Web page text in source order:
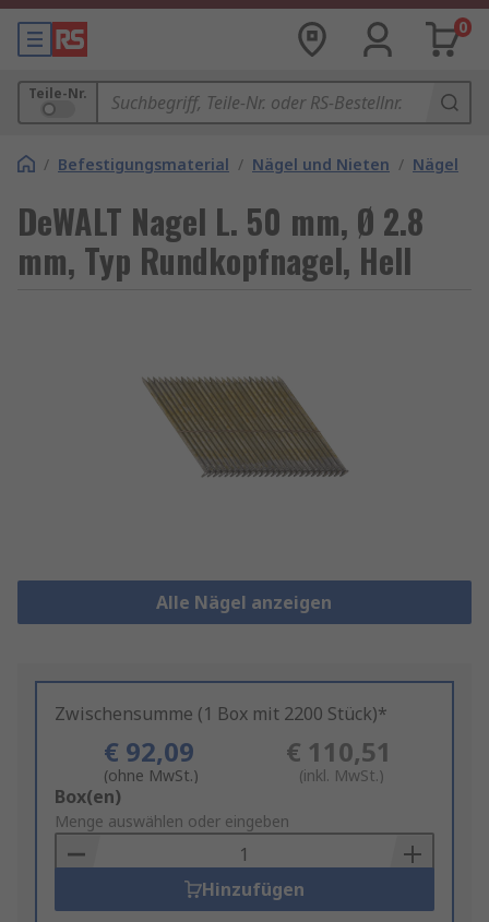
0
Teile-Nr.
/ Befestigungsmaterial / Nägel und Nieten / Nägel
DeWALT Nagel L. 50 mm, Ø 2.8
mm, Typ Rundkopfnagel, Hell
Alle Nägel anzeigen
Zwischensumme (1 Box mit 2200 Stück)*
€ 92,09
(ohne MwSt.)
€ 110,51
(inkl. MwSt.)
Add
to
Basket
Box(en)
Menge auswählen oder eingeben
Hinzufügen